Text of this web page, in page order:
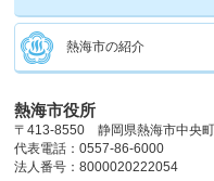
熱海市の紹介
熱海市役所
〒413-8550 静岡県熱海市中央
代表電話：0557-86-6000
法人番号：8000020222054